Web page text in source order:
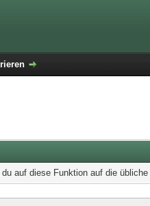
auf diese Funktion auf die